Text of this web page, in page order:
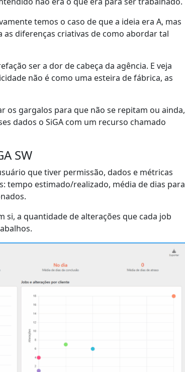
temos o caso de que a ideia era A, mas
as diferenças criativas de como abordar tal
ser a dor de cabeça da agência. E veja
não é como uma esteira de fábrica, as
os gargalos para que não se repitam ou ainda,
dados o SiGA com um recurso chamado
SW
que tiver permissão, dados e métricas
tempo estimado/realizado, média de dias para
si, a quantidade de alterações que cada job